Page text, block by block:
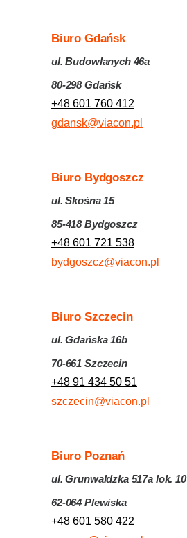
Biuro Gdańsk
ul. Budowlanych 46a
80-298 Gdańsk
+48 601 760 412
gdansk@viacon.pl
Biuro Bydgoszcz
ul. Skośna 15
85-418 Bydgoszcz
+48 601 721 538
bydgoszcz@viacon.pl
Biuro Szczecin
ul. Gdańska 16b
70-661 Szczecin
+48 91 434 50 51
szczecin@viacon.pl
Biuro Poznań
ul. Grunwaldzka 517a lok. 10
62-064 Plewiska
+48 601 580 422